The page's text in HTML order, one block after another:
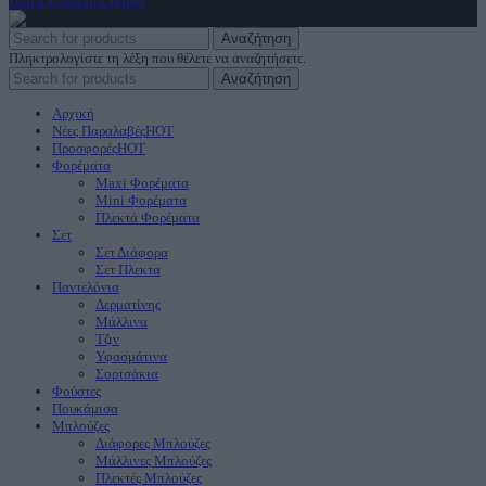
Αναζήτηση
Πληκτρολογίστε τη λέξη που θέλετε να αναζητήσετε.
Αναζήτηση
Αρχική
Νέες ΠαραλαβέςHOT
ΠροσφορέςHOT
Φορέματα
Maxi Φορέματα
Mini Φορέματα
Πλεκτά Φορέματα
Σετ
Σετ Διάφορα
Σετ Πλεκτα
Παντελόνια
Δερματίνης
Μάλλινα
Τζιν
Υφασμάτινα
Σορτσάκια
Φούστες
Πουκάμισα
Μπλούζες
Διάφορες Μπλούζες
Μάλλινες Μπλούζες
Πλεκτές Μπλούζες